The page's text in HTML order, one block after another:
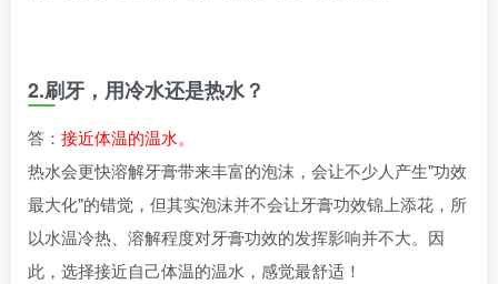
2.刷牙，用冷水还是热水？
答： 接近体温的温水。
热水会更快溶解牙膏带来丰富的泡沫，会让不少人产生"功效
最大化"的错觉，但其实泡沫并不会让牙膏功效锦上添花，所
以水温冷热、溶解程度对牙膏功效的发挥影响并不大。因
此，选择接近自己体温的温水，感觉最舒适！